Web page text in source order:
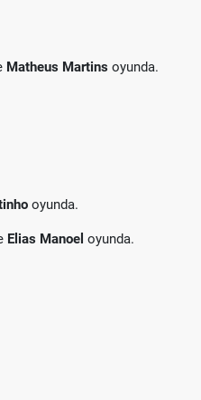
Matheus Martins oyunda.
oyunda.
Elias Manoel oyunda.